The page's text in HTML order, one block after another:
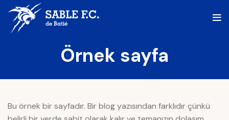
Örnek sayfa
Bu örnek bir sayfadır. Bir blog yazısından farklıdır çünkü